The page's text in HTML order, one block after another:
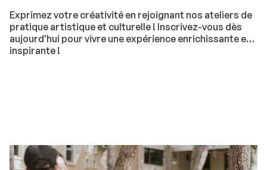
Exprimez votre créativité en rejoignant nos ateliers de
pratique artistique et culturelle ! Inscrivez-vous dès
aujourd'hui pour vivre une expérience enrichissante et
inspirante !